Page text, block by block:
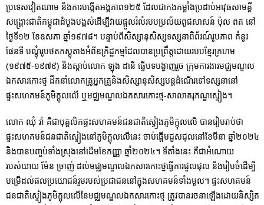
ប្រទេសវៀតណាម និងការបង្កើតអង្គភាព១២៥ ដែលជាកងកម្លាំងប្រដាប់អាវុធសាមគ្គី
សង្គ្រោះជាតិកម្ពុជាដំបូងបង្អស់ដើម្បីវាយផ្តួលរំលំរបបប្រល័យពូជសាសន៍ ប៉ុល ពត នៅ
ថ្ងៃទី១២ ខែឧសភា ឆ្នាំ១៩៧៨។ បន្ទាប់ពីសិស្សានុសិស្សទស្សនាពិព័រណ៍រូបភាព គំនូរ
ផែនទី បណ្តុំរូបថតភស្តុតាងអំពីឧក្រិដ្ឋកម្មដែលបានប្រព្រឹត្តដោយរបបខ្មែរក្រហម
(១៩៧៥-១៩៧៩) និងស្តាប់លោក ឡុង ដានី ធ្វើបទបង្ហាញរួច ក្រុមការងារមជ្ឈមណ្ឌល
ឯកសារកោះថ្ម ដឹកនាំលោកគ្រូអ្នកគ្រូនិងសិស្សានុសិស្សបន្តដំណើរទៅទស្សនានៅ
ផ្ទះសហគមន៍ភូមិក្តុលលើ ឬមជ្ឈមណ្ឌលឯកសារកោះថ្ម-សាលាគរុភណ្ឌស្ទៀង។
លោក ឈុំ រ៉ា គឺជាបុគ្គលិកផ្ទះសហគមន៍ជនជាតិស្ទៀងភូមិក្តុលលើ បានរៀបរាប់ថា
ផ្ទះសហគមន៍ជនជាតិស្ទៀងនៅភូមិក្តុលលើនេះ ចាប់ផ្តើមជួសជុលនៅខែមីនា ឆ្នាំ២០២៤
និងបានបញ្ចប់ទាំងស្រុងនៅដើមខែកញ្ញា ឆ្នាំ២០២៤។ ទីតាំងនេះ គឺជាអំណោយ
របស់យាយ ម៉ែន ច្រាញ់ ដល់មជ្ឈមណ្ឌលឯកសារកោះថ្មធ្វើការជួលជុល និងរៀបចំដើម្បី
បម្រើដល់ផលប្រយោជន៍រួមរបស់ប្រជាជននៅក្នុងសហគមន៍ទាំងមូល។ ផ្ទះសហគមន៍
ជនជាតិស្ទៀងភូមិក្តុលលើនៃមជ្ឈមណ្ឌលឯកសារកោះថ្ម ត្រូវបានរចនាឡើងដោយនិស្សិត